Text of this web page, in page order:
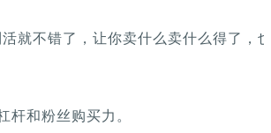
就不错了，让你卖什么卖什么得了，
杆和粉丝购买力。